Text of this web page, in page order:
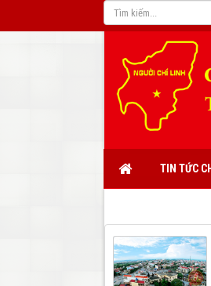
TIN TỨC